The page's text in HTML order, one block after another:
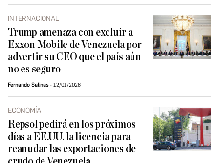
INTERNACIONAL
Trump amenaza con excluir a
Exxon Mobile de Venezuela por
advertir su CEO que el país aún
no es seguro
Fernando Salinas 12/01/2026
ECONOMÍA
Repsol pedirá en los próximos
días a EE.UU. la licencia para
reanudar las exportaciones de